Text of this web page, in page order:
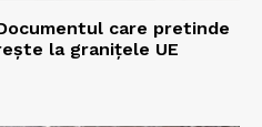
care pretinde
la granițele UE